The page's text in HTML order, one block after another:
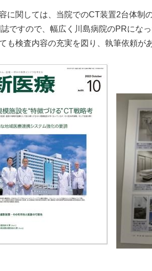
に関しては、当院でのCT装置2台体制
ですので、幅広く川島病院のPRにな
も検査内容の充実を図り、執筆依頼が